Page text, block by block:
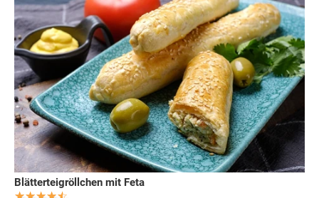
Blätterteigröllchen mit Feta